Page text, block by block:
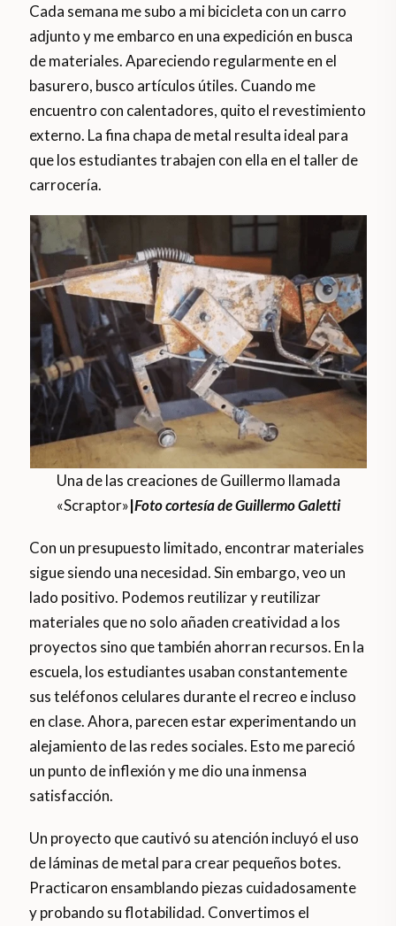
Cada semana me subo a mi bicicleta con un carro
adjunto y me embarco en una expedición en busca
de materiales. Apareciendo regularmente en el
basurero, busco artículos útiles. Cuando me
encuentro con calentadores, quito el revestimiento
externo. La fina chapa de metal resulta ideal para
que los estudiantes trabajen con ella en el taller de
carrocería.
Una de las creaciones de Guillermo llamada
«Scraptor»|Foto cortesía de Guillermo Galetti
Con un presupuesto limitado, encontrar materiales
sigue siendo una necesidad. Sin embargo, veo un
lado positivo. Podemos reutilizar y reutilizar
materiales que no solo añaden creatividad a los
proyectos sino que también ahorran recursos. En la
escuela, los estudiantes usaban constantemente
sus teléfonos celulares durante el recreo e incluso
en clase. Ahora, parecen estar experimentando un
alejamiento de las redes sociales. Esto me pareció
un punto de inflexión y me dio una inmensa
satisfacción.
Un proyecto que cautivó su atención incluyó el uso
de láminas de metal para crear pequeños botes.
Practicaron ensamblando piezas cuidadosamente
y probando su flotabilidad. Convertimos el